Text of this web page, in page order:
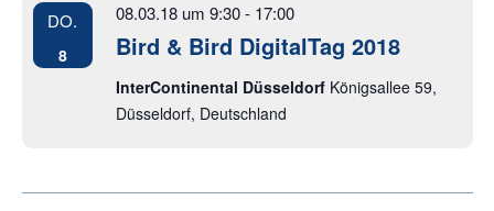
Ansichten,
Navigation
DO.
8 Bird & Bird DigitalTag 2018
08.03.18 um 9:30- 17:00
InterContinental Düsseldorf Königsallee 59,
Düsseldorf, Deutschland